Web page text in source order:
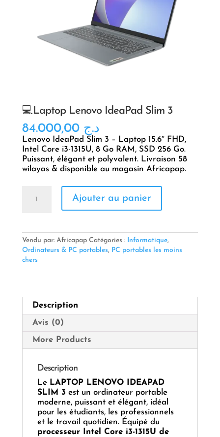
💻Laptop Lenovo IdeaPad Slim 3
د.ج 84.000,00
Lenovo IdeaPad Slim 3 – Laptop 15.6″ FHD,
Intel Core i3-1315U, 8 Go RAM, SSD 256 Go.
Puissant, élégant et polyvalent. Livraison 58
wilayas & disponible au magasin Africapap.
IdeaPad
Slim
3
Ajouter au panier
Vendu par: Africapap Catégories : Informatique,
Ordinateurs & PC portables, PC portables les moins
chers
Description
Avis (0)
More Products
Description
Le LAPTOP LENOVO IDEAPAD
SLIM 3 est un ordinateur portable
moderne, puissant et élégant, idéal
pour les étudiants, les professionnels
et le travail quotidien. Équipé du
processeur Intel Core i3-1315U de